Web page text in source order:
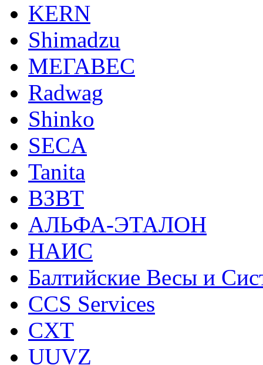
KERN
Shimadzu
МЕГАВЕС
Radwag
Shinko
SECA
Tanita
ВЗВТ
АЛЬФА-ЭТАЛОН
НАИС
Балтийские Весы и
CCS Services
CXT
UUVZ